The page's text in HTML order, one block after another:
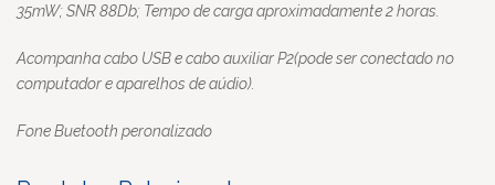
35mW; SNR 88Db; Tempo de carga aproximadamente 2 horas.
Acompanha cabo USB e cabo auxiliar P2(pode ser conectado no
computador e aparelhos de aúdio).
Fone Buetooth peronalizado